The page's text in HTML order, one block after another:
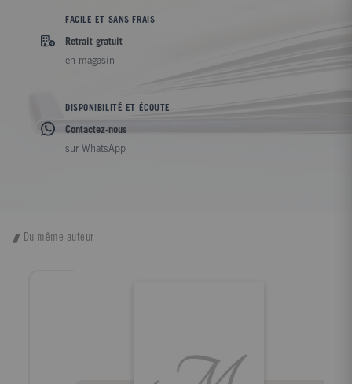
FACILE ET SANS FRAIS
Retrait gratuit
en magasin
DISPONIBILITÉ ET ÉCOUTE
Contactez-nous
sur WhatsApp
Du même auteur